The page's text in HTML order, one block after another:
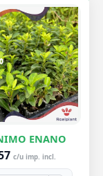
ENANO
c/u imp. incl.